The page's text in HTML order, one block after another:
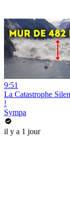
9:51
La Catastrophe
!
Sympa
il y a 1 jour